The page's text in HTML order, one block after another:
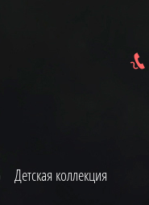
Детская коллекция